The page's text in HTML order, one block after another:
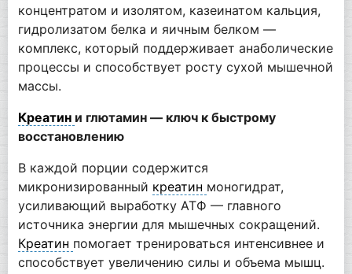
концентратом и изолятом, казеинатом кальция,
гидролизатом белка и яичным белком —
комплекс, который поддерживает анаболические
процессы и способствует росту сухой мышечной
массы.
Креатин и глютамин — ключ к быстрому
восстановлению
В каждой порции содержится
микронизированный креатин моногидрат,
усиливающий выработку АТФ — главного
источника энергии для мышечных сокращений.
Креатин помогает тренироваться интенсивнее и
способствует увеличению силы и объема мышц.